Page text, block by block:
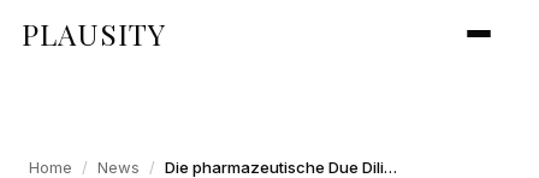
PLAUSITY
Home / News / Die pharmazeutische Due Diligence meistern: Ein Rahmen für risikoreiche M&A-Transaktionen